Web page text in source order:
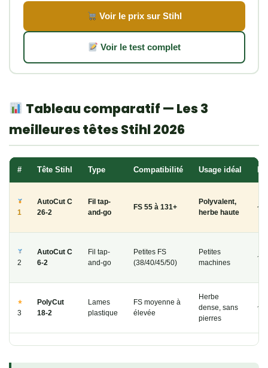
Voir le prix sur Stihl
Voir le test complet
Tableau comparatif — Les 3
meilleures têtes Stihl 2026
# Tête Stihl Type Compatibilité Usage idéal
1
AutoCut C
26-2
Fil tap-
and-go
FS 55 à 131+
Polyvalent,
herbe haute
2
AutoCut C
6-2
Fil tap-
and-go
Petites FS
(38/40/45/50)
Petites
machines
3
PolyCut
18-2
Lames
plastique
FS moyenne à
élevée
Herbe
dense, sans
pierres